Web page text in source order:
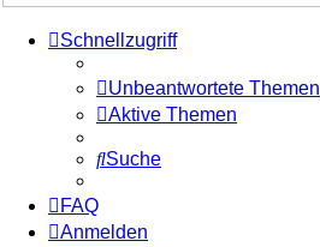
Schnellzugriff
Unbeantwortete Themen
Aktive Themen
Suche
FAQ
Anmelden